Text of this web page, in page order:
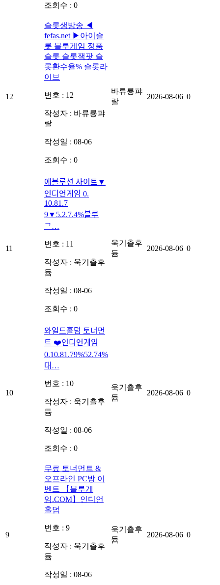
조회수 : 0
12
슬롯생방송 ◀
fefas.net ▶아이슬
롯 블루게임 정품
슬롯 슬롯잭팟 슬
롯환수율% 슬롯라
이브
번호 : 12
작성자 : 바류룡퍄
랄
작성일 : 08-06
조회수 : 0
바류룡퍄
랄
2026-08-06 0
11
에볼루션 사이트▼
인디언게임 0.
10.81.7
9▼5.2.7.4%블루
ᄀ…
번호 : 11
작성자 : 욱기츨후
듐
작성일 : 08-06
조회수 : 0
욱기츨후
듐
2026-08-06 0
10
와일드홀덤 토너먼
트 ❤️인디언게임
0.10.81.79%52.74%
대…
번호 : 10
작성자 : 욱기츨후
듐
작성일 : 08-06
조회수 : 0
욱기츨후
듐
2026-08-06 0
9
무료 토너먼트 &
오프라인 PC방 이
벤트 【블루게
임.COM】인디언
홀덤
번호 : 9
작성자 : 욱기츨후
듐
작성일 : 08-06
욱기츨후
듐
2026-08-06 0